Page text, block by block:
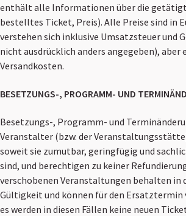
enthält alle Informationen über die
bestelltes Ticket, Preis). Alle Preise sind in
verstehen sich inklusive Umsatzsteuer und
nicht ausdrücklich anders angegeben),
Versandkosten.
BESETZUNGS-, PROGRAMM- UND
Besetzungs-, Programm- und
Veranstalter (bzw. der
soweit sie zumutbar, geringfügig und
sind, und berechtigen zu keiner
verschobenen Veranstaltungen behalten in
Gültigkeit und können für den Ersatztermin
es werden in diesen Fällen keine neuen